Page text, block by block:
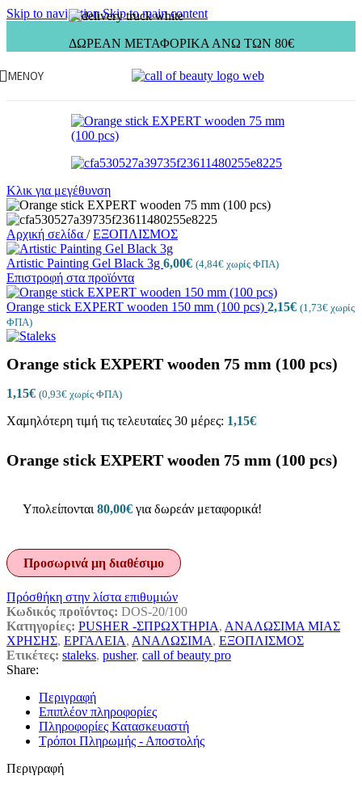
Skip to navigationSkip to main content
ΔΩΡΕΑΝ ΜΕΤΑΦΟΡΙΚΑ ΑΝΩ ΤΩΝ 80€
ΜΕΝΟΎ
Κλικ για μεγέθυνση
Αρχική σελίδα / ΕΞΟΠΛΙΣΜΟΣ
Artistic Painting Gel Black 3g 6,00€ (4,84€ χωρίς ΦΠΑ)
Επιστροφή στα προϊόντα
Orange stick EXPERT wooden 150 mm (100 pcs) 2,15€ (1,73€ χωρίς
ΦΠΑ)
Orange stick EXPERT wooden 75 mm (100 pcs)
1,15€ (0,93€ χωρίς ΦΠΑ)
Χαμηλότερη τιμή τις τελευταίες 30 μέρες: 1,15€
Orange stick EXPERT wooden 75 mm (100 pcs)
Υπολείπονται 80,00€ για δωρεάν μεταφορικά!
Προσωρινά μη διαθέσιμο
Πρόσθήκη στην λίστα επιθυμιών
Κωδικός προϊόντος: DOS-20/100
Κατηγορίες: PUSHER -ΣΠΡΩΧΤΗΡΙΑ, ΑΝΑΛΩΣΙΜΑ ΜΙΑΣ
ΧΡΗΣΗΣ, ΕΡΓΑΛΕΙΑ, ΑΝΑΛΩΣΙΜΑ, ΕΞΟΠΛΙΣΜΟΣ
Ετικέτες: staleks, pusher, call of beauty pro
Share:
Περιγραφή
Επιπλέον πληροφορίες
Πληροφορίες Κατασκευαστή
Τρόποι Πληρωμής - Αποστολής
Περιγραφή